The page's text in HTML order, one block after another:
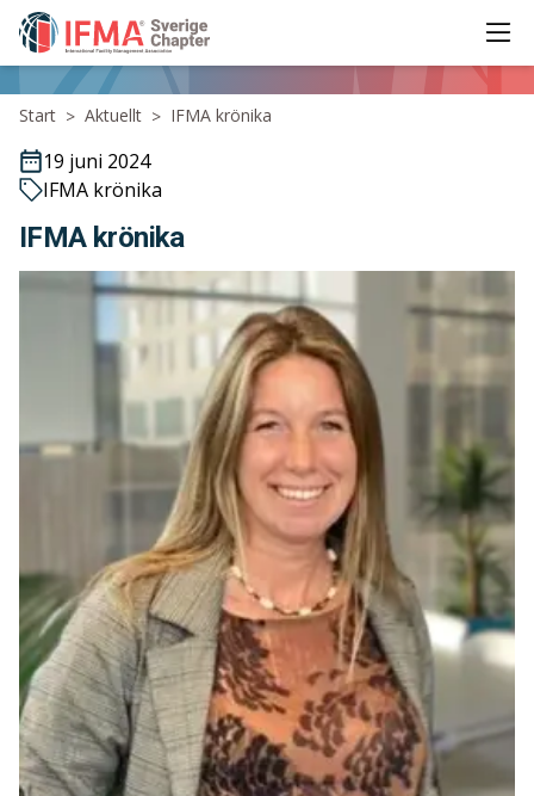
IFMA - International Facility Management Association
Start > Aktuellt > IFMA krönika
19 juni 2024
IFMA krönika
IFMA krönika